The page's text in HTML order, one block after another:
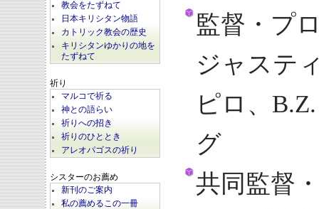
教会をたずねて
日本キリシタン物語
カトリック教会の歴史
キリシタンゆかりの地を
たずねて
祈り
マルコで祈る
神との語らい
祈りへの招き
祈りのひととき
アレオパゴスの祈り
シスターのお薦め
新刊のご案内
私の薦めるこの一冊
監督・プ
ジャステ
ピロ、
グ
共同監督